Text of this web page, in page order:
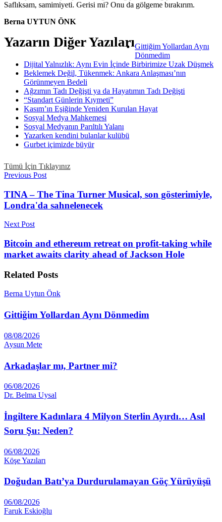
Saflıksam, samimiyeti. Gerisi mi? Onu da gölgeme bırakırım.
Berna UYTUN ÖNK
Yazarın Diğer YazılarıGittiğim Yollardan Aynı
Dönmedim
Dijital Yalnızlık: Aynı Evin İçinde Birbirimize Uzak Düşmek
Beklemek Değil, Tükenmek: Ankara Anlaşması’nın
Görünmeyen Bedeli
Ağzımın Tadı Değişti ya da Hayatımın Tadı Değişti
“Standart Günlerin Kıymeti”
Kasım’ın Eşiğinde Yeniden Kurulan Hayat
Sosyal Medya Mahkemesi
Sosyal Medyanın Parıltılı Yalanı
Yazarken kendini bulanlar kulübü
Gurbet içimizde büyür
Tümü İçin Tıklayınız
Previous Post
TINA – The Tina Turner Musical, son gösterimiyle,
Londra'da sahnelenecek
Next Post
Bitcoin and ethereum retreat on profit-taking while
market awaits clarity ahead of Jackson Hole
Related Posts
Berna Uytun Önk
Gittiğim Yollardan Aynı Dönmedim
08/08/2026
Aysun Mete
Arkadaşlar mı, Partner mi?
06/08/2026
Dr. Belma Uysal
İngiltere Kadınlara 4 Milyon Sterlin Ayırdı… Asıl
Soru Şu: Neden?
06/08/2026
Köşe Yazıları
Doğudan Batı’ya Durdurulamayan Göç Yürüyüşü
06/08/2026
Faruk Eskioğlu